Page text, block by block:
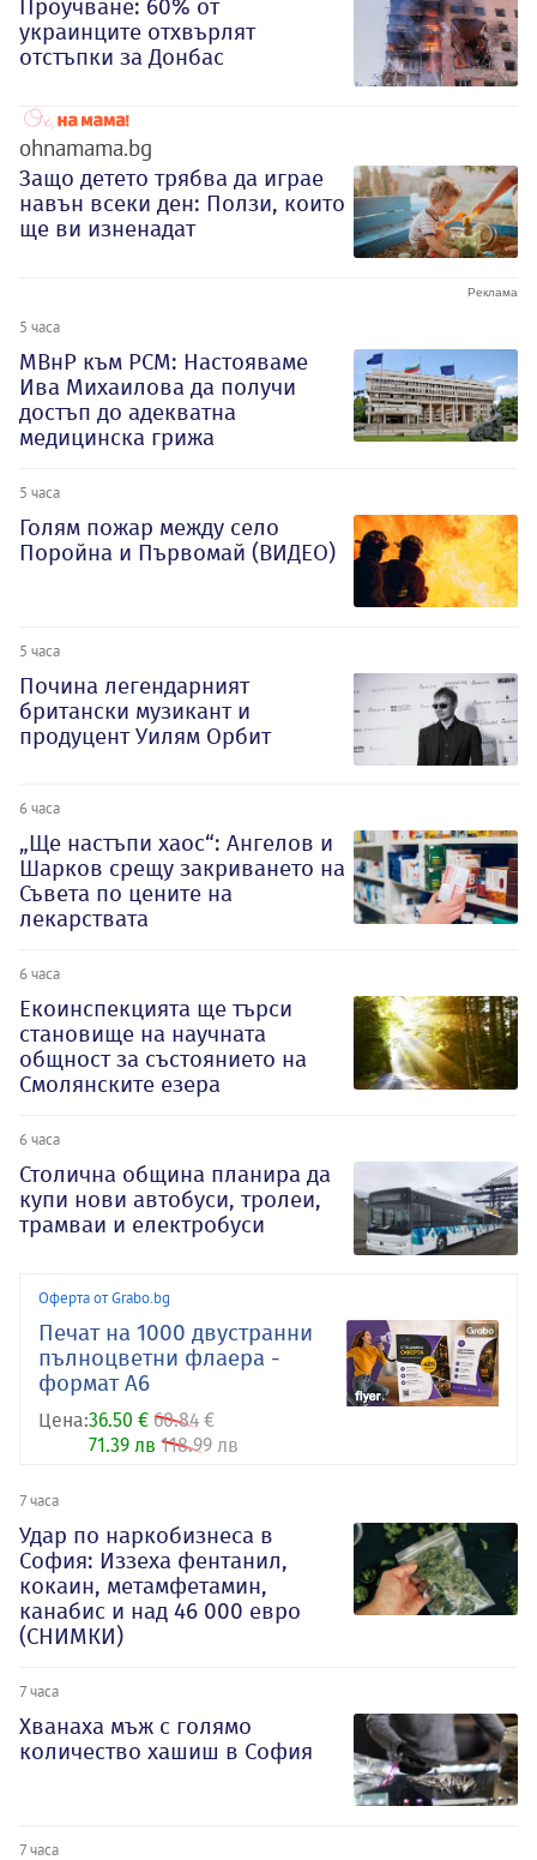
Проучване: 60% от
украинците отхвърлят
отстъпки за Донбас
ohnamama.bg
Защо детето трябва да играе
навън всеки ден: Ползи, които
ще ви изненадат
5 часа
МВнР към РСМ: Настояваме
Ива Михаилова да получи
достъп до адекватна
медицинска грижа
5 часа
Голям пожар между село
Поройна и Първомай (ВИДЕО)
5 часа
Почина легендарният
британски музикант и
продуцент Уилям Орбит
6 часа
„Ще настъпи хаос“: Ангелов и
Шарков срещу закриването на
Съвета по цените на
лекарствата
6 часа
Екоинспекцията ще търси
становище на научната
общност за състоянието на
Смолянските езера
6 часа
Столична община планира да
купи нови автобуси, тролеи,
трамваи и електробуси
Оферта от Grabo.bg
Печат на 1000 двустранни
пълноцветни флаера -
формат А6
Цена:36.50 € 60.84 €
71.39 лв 118.99 лв
7 часа
Удар по наркобизнеса в
София: Иззеха фентанил,
кокаин, метамфетамин,
канабис и над 46 000 евро
(СНИМКИ)
7 часа
Хванаха мъж с голямо
количество хашиш в София
7 часа